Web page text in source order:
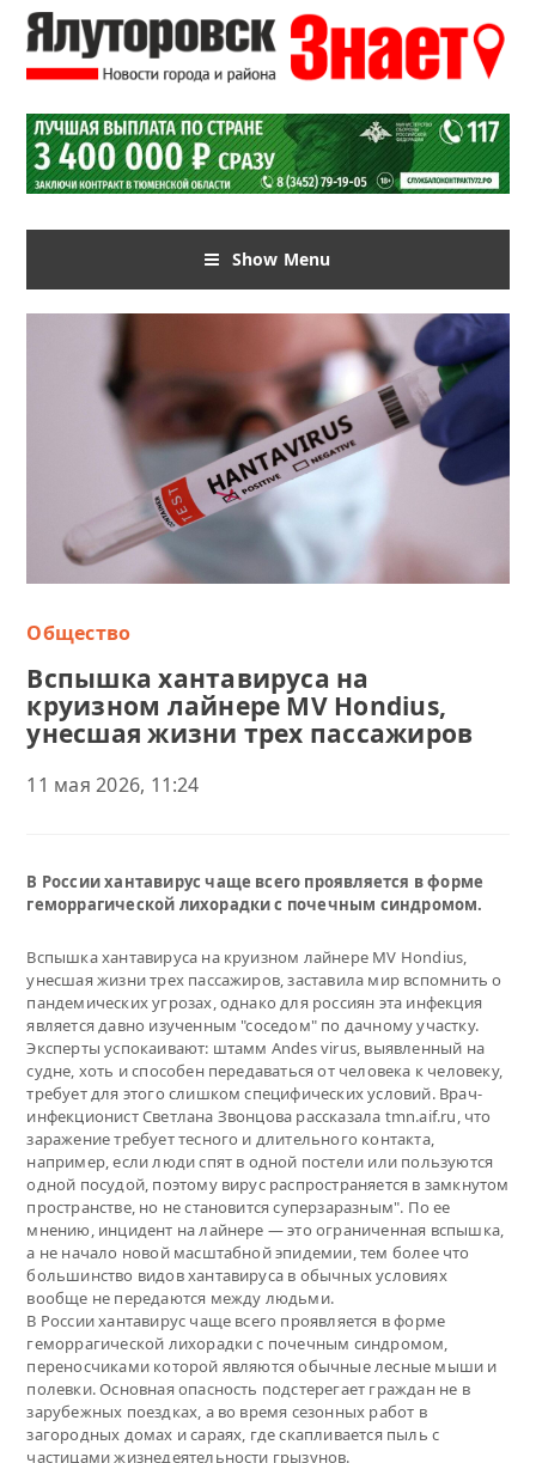
Show Menu
Общество
Вспышка хантавируса на
круизном лайнере MV Hondius,
унесшая жизни трех пассажиров
11 мая 2026, 11:24
В России хантавирус чаще всего проявляется в форме
геморрагической лихорадки с почечным синдромом.
Вспышка хантавируса на круизном лайнере MV Hondius,
унесшая жизни трех пассажиров, заставила мир вспомнить о
пандемических угрозах, однако для россиян эта инфекция
является давно изученным "соседом" по дачному участку.
Эксперты успокаивают: штамм Andes virus, выявленный на
судне, хоть и способен передаваться от человека к человеку,
требует для этого слишком специфических условий. Врач-
инфекционист Светлана Звонцова рассказала tmn.aif.ru, что
заражение требует тесного и длительного контакта,
например, если люди спят в одной постели или пользуются
одной посудой, поэтому вирус распространяется в замкнутом
пространстве, но не становится суперзаразным". По ее
мнению, инцидент на лайнере — это ограниченная вспышка,
а не начало новой масштабной эпидемии, тем более что
большинство видов хантавируса в обычных условиях
вообще не передаются между людьми.
В России хантавирус чаще всего проявляется в форме
геморрагической лихорадки с почечным синдромом,
переносчиками которой являются обычные лесные мыши и
полевки. Основная опасность подстерегает граждан не в
зарубежных поездках, а во время сезонных работ в
загородных домах и сараях, где скапливается пыль с
частицами жизнедеятельности грызунов.